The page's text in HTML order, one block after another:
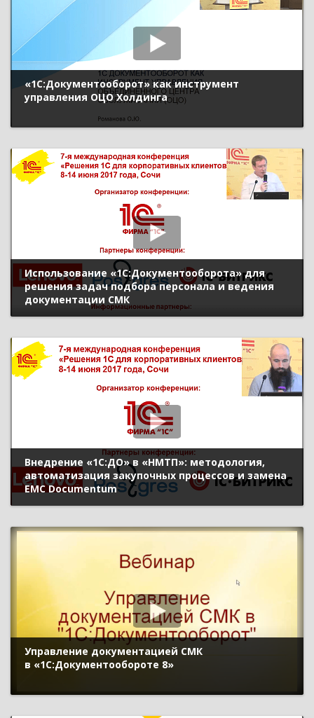
«1С:Документооборот» как инструмент
управления ОЦО Холдинга
Использование «1С:Документооборота» для
решения задач подбора персонала и ведения
документации СМК
Внедрение «1С:ДО» в «НМТП»: методология,
автоматизация закупочных процессов и замена
EMC Documentum
Управление документацией СМК
в «1С:Документообороте 8»